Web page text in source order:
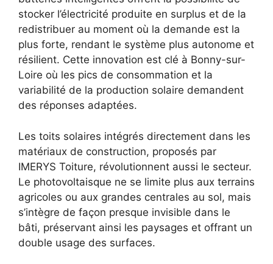
stocker l’électricité produite en surplus et de la
redistribuer au moment où la demande est la
plus forte, rendant le système plus autonome et
résilient. Cette innovation est clé à Bonny-sur-
Loire où les pics de consommation et la
variabilité de la production solaire demandent
des réponses adaptées.
Les toits solaires intégrés directement dans les
matériaux de construction, proposés par
IMERYS Toiture, révolutionnent aussi le secteur.
Le photovoltaisque ne se limite plus aux terrains
agricoles ou aux grandes centrales au sol, mais
s’intègre de façon presque invisible dans le
bâti, préservant ainsi les paysages et offrant un
double usage des surfaces.